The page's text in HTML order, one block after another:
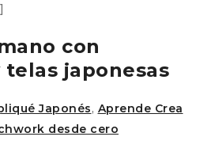
con
japonesas
Japonés, Aprende Crea
desde cero